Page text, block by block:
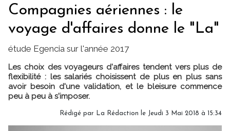
Compagnies aériennes : le
voyage d'affaires donne le "La"
étude Egencia sur l'année 2017
Les choix des voyageurs d'affaires tendent vers plus de
flexibilité : les salariés choisissent de plus en plus sans
avoir besoin d'une validation, et le bleisure commence
peu à peu à s'imposer.
Rédigé par La Rédaction le Jeudi 3 Mai 2018 à 15:34